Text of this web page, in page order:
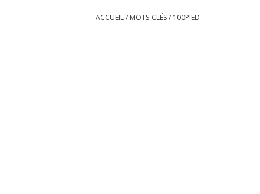
ACCUEIL/ MOTS-CLÉS/ 100PIED